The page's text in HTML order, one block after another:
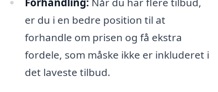
er du i en bedre position til at
forhandle om prisen og få ekstra
fordele, som måske ikke er inkluderet i
det laveste tilbud.